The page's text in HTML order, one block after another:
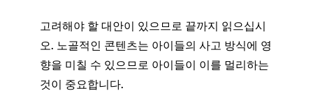
고려해야 할 대안이 있으므로 끝까지 읽으십시
오. 노골적인 콘텐츠는 아이들의 사고 방식에 영
향을 미칠 수 있으므로 아이들이 이를 멀리하는
것이 중요합니다.